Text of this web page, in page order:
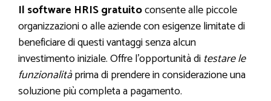
Il software HRIS gratuitoconsente alle piccole
organizzazioni o alle aziende con esigenze limitate di
beneficiare di questi vantaggi senza alcun
investimento iniziale. Offre l’opportunità di testare le
funzionalitàprima di prendere in considerazione una
soluzione più completa a pagamento.